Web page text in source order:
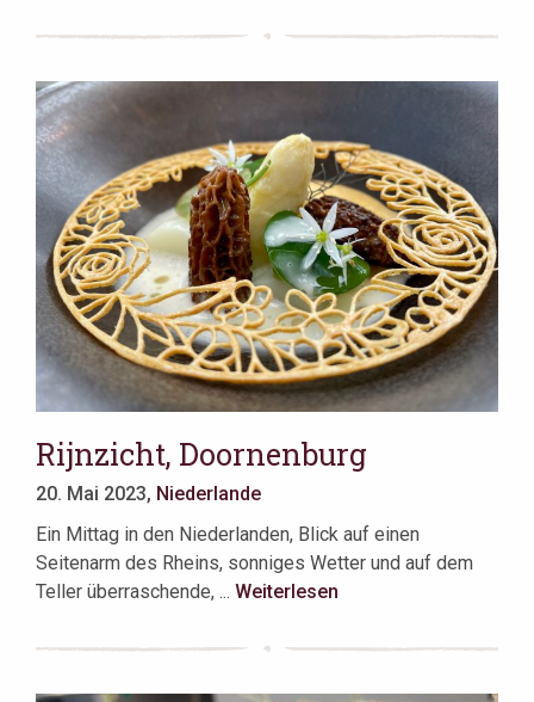
Rijnzicht, Doornenburg
20. Mai 2023, Niederlande
Ein Mittag in den Niederlanden, Blick auf einen
Seitenarm des Rheins, sonniges Wetter und auf dem
Teller überraschende, ... Weiterlesen